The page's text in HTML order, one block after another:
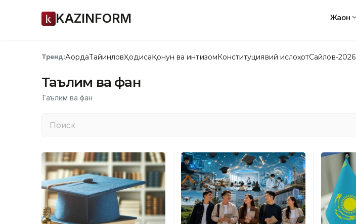
KAZINFORM Жаҳон
Тренд:АқордаТайинловҲодисаҚонун ва интизомКонституциявий ислоҳотСайлов-2026
Таълим ва фан
Таълим ва фан